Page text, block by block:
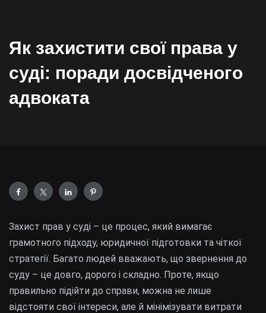
Як захистити свої права у
суді: поради досвідченого
адвоката
Захист прав у суді – це процес, який вимагає
грамотного підходу, юридичної підготовки та чіткої
стратегії. Багато людей вважають, що звернення до
суду – це довго, дорого і складно. Проте, якщо
правильно підійти до справи, можна не лише
відстояти свої інтереси, але й мінімізувати витрати